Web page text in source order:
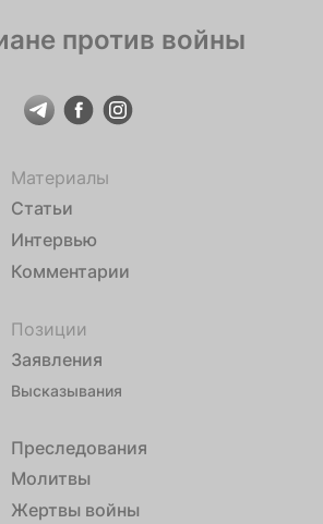
против войны
Материалы
Статьи
Интервью
Комментарии
Позиции
Заявления
Высказывания
Преследования
Молитвы
Жертвы войны